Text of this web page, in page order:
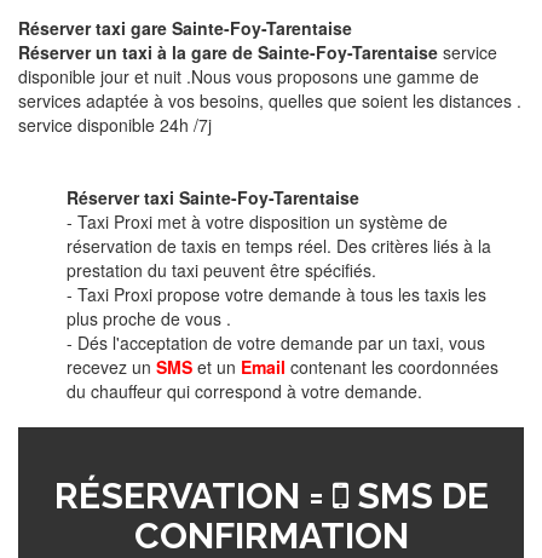
Réserver taxi gare Sainte-Foy-Tarentaise
Réserver un taxi à la gare de Sainte-Foy-Tarentaise service
disponible jour et nuit .Nous vous proposons une gamme de
services adaptée à vos besoins, quelles que soient les distances .
service disponible 24h /7j
Réserver taxi Sainte-Foy-Tarentaise
- Taxi Proxi met à votre disposition un système de
réservation de taxis en temps réel. Des critères liés à la
prestation du taxi peuvent être spécifiés.
- Taxi Proxi propose votre demande à tous les taxis les
plus proche de vous .
- Dés l'acceptation de votre demande par un taxi, vous
recevez un SMS et un Email contenant les coordonnées
du chauffeur qui correspond à votre demande.
RÉSERVATION =
SMS DE
CONFIRMATION